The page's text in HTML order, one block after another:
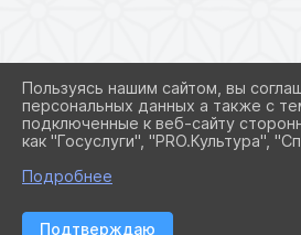
Пользуясь нашим сайтом, вы
персональных данных а также с
подключенные к веб-сайту
как "Госуслуги", "PRO.Культура",
Подробнее
Подтверждаю